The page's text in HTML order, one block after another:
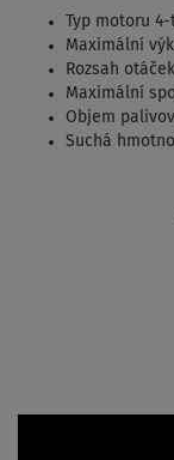
Typ motoru
Maximální
Rozsah
Maximální
Objem
Suchá